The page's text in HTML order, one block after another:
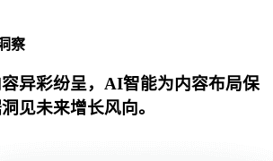
察
异彩纷呈，AI智能为内容布局保
见未来增长风向。